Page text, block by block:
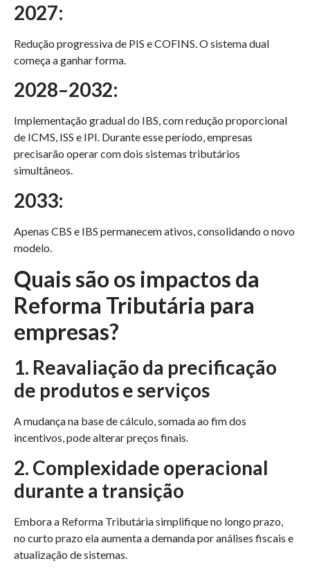
2027:
Redução progressiva de PIS e COFINS. O sistema dual
começa a ganhar forma.
2028–2032:
Implementação gradual do IBS, com redução proporcional
de ICMS, ISS e IPI. Durante esse período, empresas
precisarão operar com dois sistemas tributários
simultâneos.
2033:
Apenas CBS e IBS permanecem ativos, consolidando o novo
modelo.
Quais são os impactos da
Reforma Tributária para
empresas?
1. Reavaliação da precificação
de produtos e serviços
A mudança na base de cálculo, somada ao fim dos
incentivos, pode alterar preços finais.
2. Complexidade operacional
durante a transição
Embora a Reforma Tributária simplifique no longo prazo,
no curto prazo ela aumenta a demanda por análises fiscais e
atualização de sistemas.